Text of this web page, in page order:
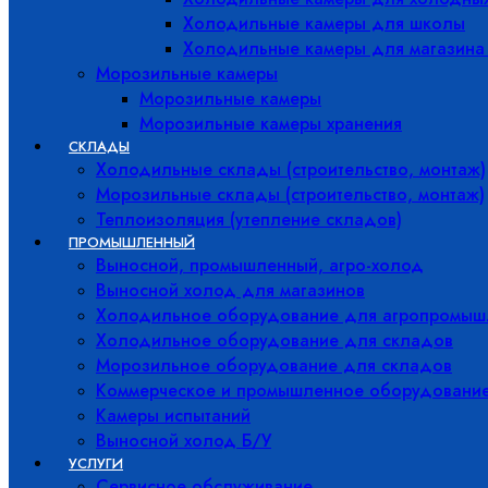
Холодильные камеры для школы
Холодильные камеры для магазина
Морозильные камеры
Морозильные камеры
Морозильные камеры хранения
СКЛАДЫ
Холодильные склады (строительство, монтаж)
Морозильные склады (строительство, монтаж)
Теплоизоляция (утепление складов)
ПРОМЫШЛЕННЫЙ
Выносной, промышленный, агро-холод
Выносной холод для магазинов
Холодильное оборудование для
Холодильное оборудование для складов
Морозильное оборудование для складов
Коммерческое и промышленное
Камеры испытаний
Выносной холод Б/У
УСЛУГИ